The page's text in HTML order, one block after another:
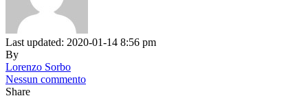
Last updated: 2020-01-14 8:56 pm
By
Lorenzo Sorbo
Nessun commento
Share